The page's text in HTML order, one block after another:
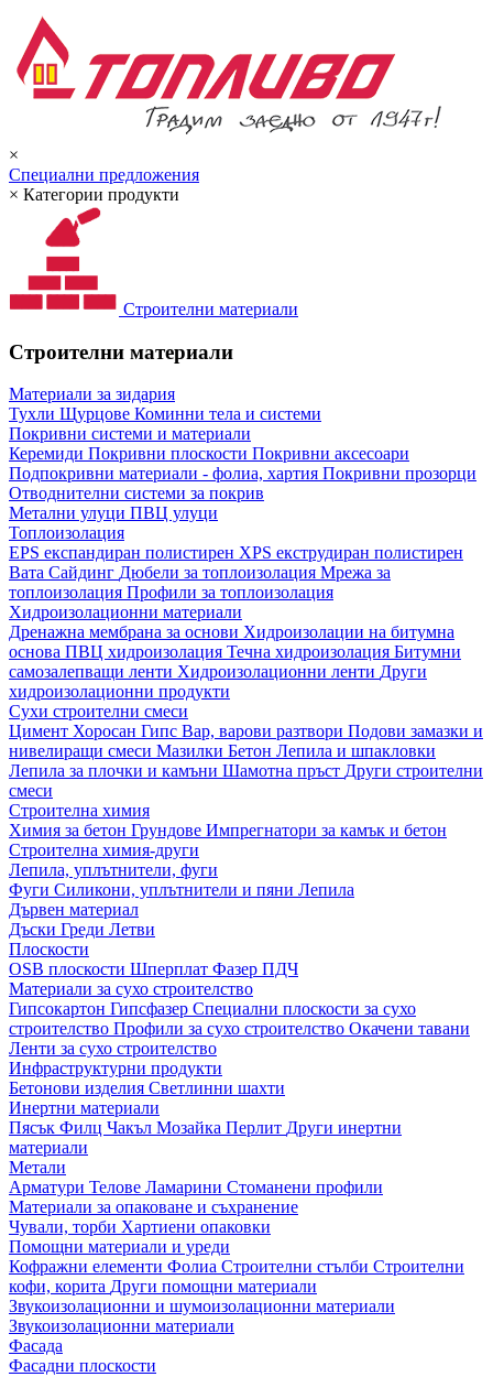
×
Специални предложения
× Категории продукти
Строителни материали
Строителни материали
Материали за зидария
Тухли Щурцове Коминни тела и системи
Покривни системи и материали
Керемиди Покривни плоскости Покривни аксесоари
Подпокривни материали - фолиа, хартия Покривни прозорци
Отводнителни системи за покрив
Метални улуци ПВЦ улуци
Топлоизолация
EPS експандиран полистирен XPS екструдиран полистирен
Вата Сайдинг Дюбели за топлоизолация Мрежа за
топлоизолация Профили за топлоизолация
Хидроизолационни материали
Дренажна мембрана за основи Хидроизолации на битумна
основа ПВЦ хидроизолация Течна хидроизолация Битумни
самозалепващи ленти Хидроизолационни ленти Други
хидроизолационни продукти
Сухи строителни смеси
Цимент Хоросан Гипс Вар, варови разтвори Подови замазки и
нивелиращи смеси Мазилки Бетон Лепила и шпакловки
Лепила за плочки и камъни Шамотна пръст Други строителни
смеси
Строителна химия
Химия за бетон Грундове Импрегнатори за камък и бетон
Строителна химия-други
Лепила, уплътнители, фуги
Фуги Силикони, уплътнители и пяни Лепила
Дървен материал
Дъски Греди Летви
Плоскости
OSB плоскости Шперплат Фазер ПДЧ
Материали за сухо строителство
Гипсокартон Гипсфазер Специални плоскости за сухо
строителство Профили за сухо строителство Окачени тавани
Ленти за сухо строителство
Инфраструктурни продукти
Бетонови изделия Светлинни шахти
Инертни материали
Пясък Филц Чакъл Мозайкa Перлит Други инертни
материали
Метали
Арматури Телове Ламарини Стоманени профили
Материали за опаковане и съхранение
Чували, торби Хартиени опаковки
Помощни материали и уреди
Кофражни елементи Фолиа Строителни стълби Строителни
кофи, корита Други помощни материали
Звукоизолационни и шумоизолационни материали
Звукоизолационни материали
Фасада
Фасадни плоскости